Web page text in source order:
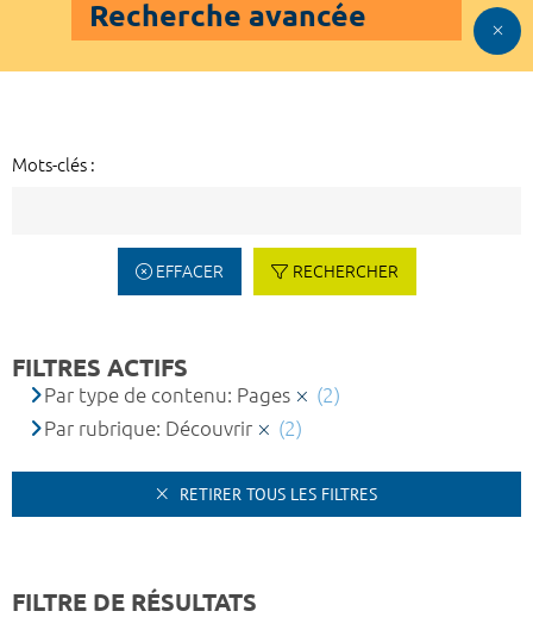
Recherche avancée
Mots-clés :
EFFACER RECHERCHER
FILTRES ACTIFS
Par type de contenu: Pages
(2)
Par rubrique: Découvrir
(2)
RETIRER TOUS LES FILTRES
FILTRE DE RÉSULTATS